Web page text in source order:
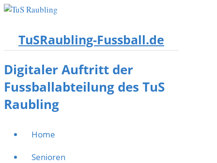
TuSRaubling-Fussball.de
Digitaler Auftritt der
Fussballabteilung des TuS
Raubling
Home
Senioren